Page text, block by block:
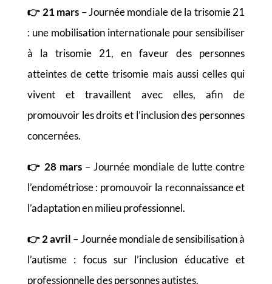
👉 21 mars – Journée mondiale de la trisomie 21
: une mobilisation internationale pour sensibiliser
à la trisomie 21, en faveur des personnes
atteintes de cette trisomie mais aussi celles qui
vivent et travaillent avec elles, afin de
promouvoir les droits et l’inclusion des personnes
concernées.
👉 28 mars– Journée mondiale de lutte contre
l’endométriose : promouvoir la reconnaissance et
l’adaptation en milieu professionnel.
👉2 avril – Journée mondiale de sensibilisation à
l’autisme : focus sur l’inclusion éducative et
professionnelle des personnes autistes.